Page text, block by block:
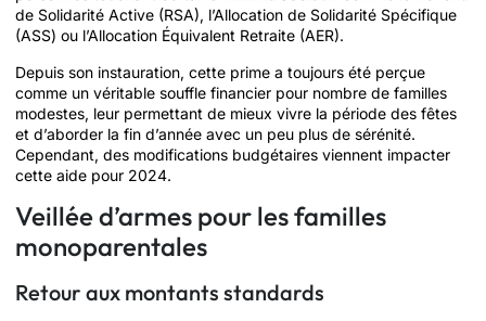
de Solidarité Active (RSA), l’Allocation de Solidarité Spécifique
(ASS) ou l’Allocation Équivalent Retraite (AER).
Depuis son instauration, cette prime a toujours été perçue
comme un véritable souffle financier pour nombre de familles
modestes, leur permettant de mieux vivre la période des fêtes
et d’aborder la fin d’année avec un peu plus de sérénité.
Cependant, des modifications budgétaires viennent impacter
cette aide pour 2024.
Veillée d’armes pour les familles
monoparentales
Retour aux montants standards